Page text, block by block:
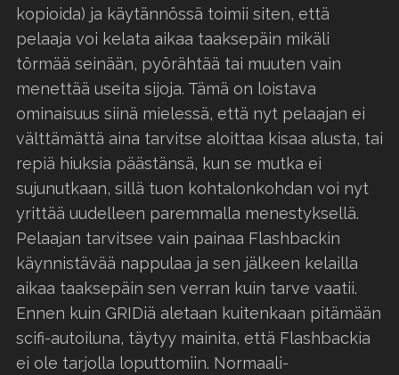
kopioida) ja käytännössä toimii siten, että
pelaaja voi kelata aikaa taaksepäin mikäli
törmää seinään, pyörähtää tai muuten vain
menettää useita sijoja. Tämä on loistava
ominaisuus siinä mielessä, että nyt pelaajan ei
välttämättä aina tarvitse aloittaa kisaa alusta, tai
repiä hiuksia päästänsä, kun se mutka ei
sujunutkaan, sillä tuon kohtalonkohdan voi nyt
yrittää uudelleen paremmalla menestyksellä.
Pelaajan tarvitsee vain painaa Flashbackin
käynnistävää nappulaa ja sen jälkeen kelailla
aikaa taaksepäin sen verran kuin tarve vaatii.
Ennen kuin GRIDiä aletaan kuitenkaan pitämään
scifi-autoiluna, täytyy mainita, että Flashbackia
ei ole tarjolla loputtomiin. Normaali-